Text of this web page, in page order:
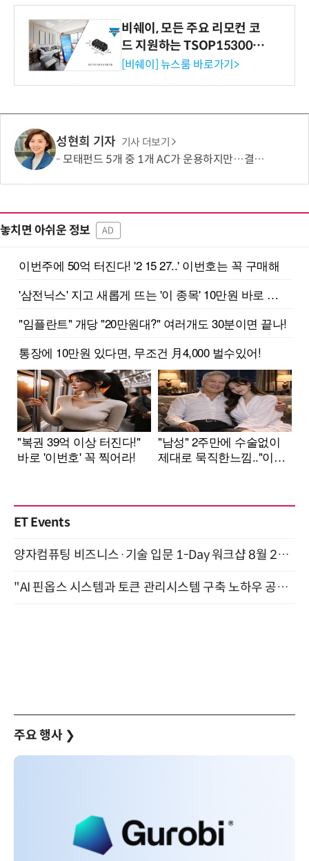
비쉐이, 모든 주요 리모컨 코
드 지원하는 TSOP15300 시
리즈 IR 수신기 출시
[비쉐이] 뉴스룸 바로가기>
성현희 기자 기사 더보기
모태펀드 5개 중 1개 AC가 운용하지만…결성액 비중은 5.6%
놓치면 아쉬운 정보 AD
ET Events
양자컴퓨팅 비즈니스·기술 입문 1-Day 워크샵 8월 28일 개최
"AI 핀옵스 시스템과 토큰 관리시스템 구축 노하우 공개" 잠실 한국광고문화회관 2층 대회의실 (8/21)
주요 행사 ❯